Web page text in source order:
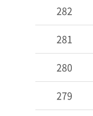
282
281
280
279